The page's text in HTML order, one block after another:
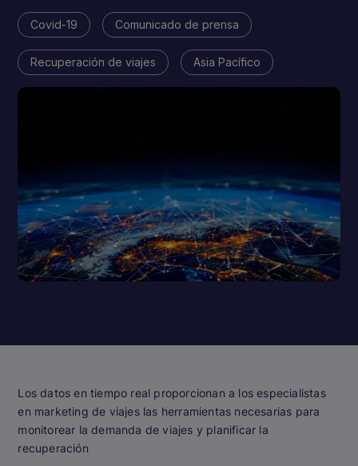
Covid-19 Comunicado de prensa
Recuperación de viajes Asia Pacífico
Los datos en tiempo real proporcionan a los especialistas
en marketing de viajes las herramientas necesarias para
monitorear la demanda de viajes y planificar la
recuperación